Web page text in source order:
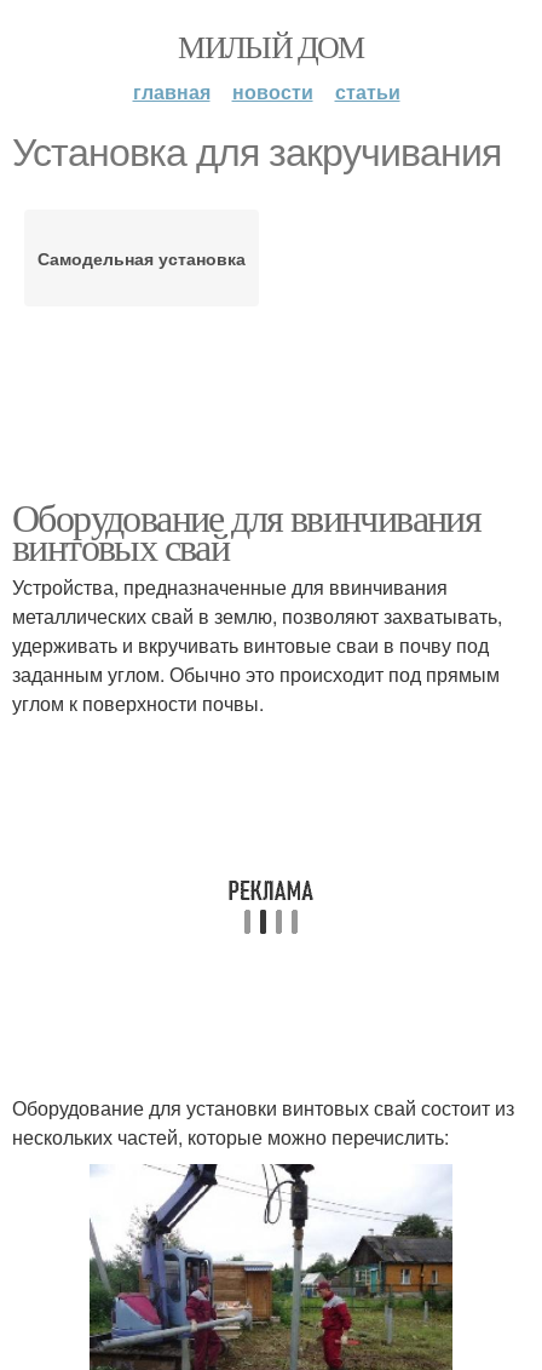
МИЛЫЙ ДОМ
главная новости статьи
Установка для закручивания
Самодельная установка
Оборудование для ввинчивания
винтовых свай
Устройства, предназначенные для ввинчивания
металлических свай в землю, позволяют захватывать,
удерживать и вкручивать винтовые сваи в почву под
заданным углом. Обычно это происходит под прямым
углом к поверхности почвы.
Оборудование для установки винтовых свай состоит из
нескольких частей, которые можно перечислить: